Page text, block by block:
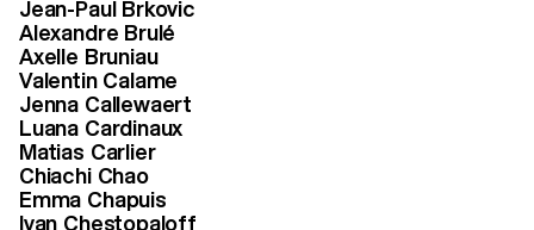
projects.
Stéphane Kuthy
Director of Photography, Zürich
Jury BA Cinema
Jean-Paul Brkovic
Alexandre Brulé
Axelle Bruniau
Valentin Calame
Jenna Callewaert
Luana Cardinaux
Matias Carlier
Chiachi Chao
Emma Chapuis
Ivan Chestopaloff